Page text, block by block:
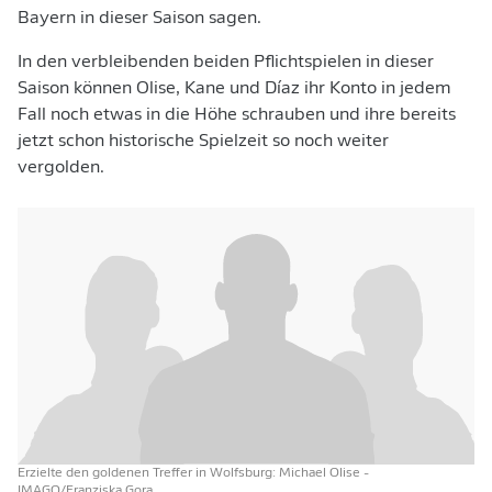
Bayern in dieser Saison sagen.
In den verbleibenden beiden Pflichtspielen in dieser
Saison können Olise, Kane und Díaz ihr Konto in jedem
Fall noch etwas in die Höhe schrauben und ihre bereits
jetzt schon historische Spielzeit so noch weiter
vergolden.
Erzielte den goldenen Treffer in Wolfsburg: Michael Olise -